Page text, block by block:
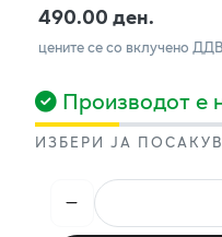
490.00 ден.
цените се со вклучено ДДВ
Производот е
ИЗБЕРИ ЈА